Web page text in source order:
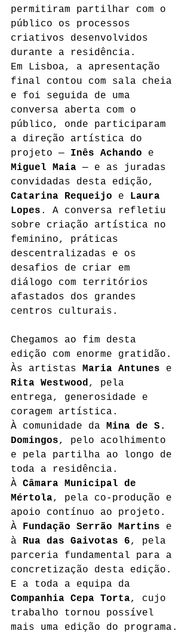
permitiram partilhar com o
público os processos
criativos desenvolvidos
durante a residência.
Em Lisboa, a apresentação
final contou com sala cheia
e foi seguida de uma
conversa aberta com o
público, onde participaram
a direção artística do
projeto — Inês Achando e
Miguel Maia — e as juradas
convidadas desta edição,
Catarina Requeijo e Laura
Lopes . A conversa refletiu
sobre criação artística no
feminino, práticas
descentralizadas e os
desafios de criar em
diálogo com territórios
afastados dos grandes
centros culturais.
Chegamos ao fim desta
edição com enorme gratidão.
Às artistas Maria Antunes e
Rita Westwood, pela
entrega, generosidade e
coragem artística.
À comunidade da Mina de S.
Domingos, pelo acolhimento
e pela partilha ao longo de
toda a residência.
À Câmara Municipal de
Mértola, pela co-produção e
apoio contínuo ao projeto.
À Fundação Serrão Martins e
à Rua das Gaivotas 6, pela
parceria fundamental para a
concretização desta edição.
E a toda a equipa da
Companhia Cepa Torta, cujo
trabalho tornou possível
mais uma edição do programa.